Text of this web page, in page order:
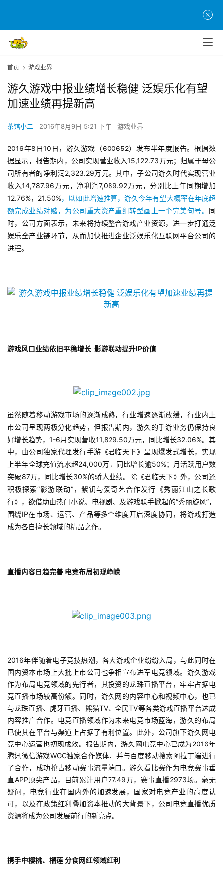
首
页
游
茶
原
创
业
单
机
游
戏
休
闲
游
戏
2
0
十
首页 游戏业界
游久游戏中报业绩增长稳健 泛娱乐化有望
加速业绩再提新高
茶馆小二 2016年8月9日 5:21 下午 游戏业界
2016年8日10日，游久游戏（600652）发布半年度报告。根据数
据显示，报告期内，公司实现营业收入15,122.73万元；归属于母公
司所有者的净利润2,323.29万元。其中，子公司游久时代实现营业
收入14,787.96万元，净利润7,089.92万元，分别比上年同期增加
12.76%，21.50%，以如此增速推算，游久今年有望大概率在年底超
额完成业绩对赌，为公司重大资产重组转型画上一个完美句号。 同
时，公司方面表示，未来将持续整合游戏产业资源，进一步打通泛
娱乐全产业链环节，从而加快推进企业泛娱乐化互联网平台公司的
进程。
游戏风口业绩依旧平稳增长 影游联动提升IP价值
虽然随着移动游戏市场的逐渐成熟，行业增速逐渐放缓，行业内上
市公司呈现两极分化趋势，但报告期内，游久的手游业务仍保持良
好增长趋势，1-6月实现营收11,829.50万元，同比增长32.06%。其
中，由公司独家代理发行手游《君临天下》呈现爆发式增长，实现
上半年全球充值流水超24,000万，同比增长逾50%；月活跃用户数
突破87万，同比增长30%的骄人业绩。除《君临天下》外，公司还
积极探索“影游联动”，紫钥与爱奇艺合作发行《秀丽江山之长歌
行》，欲借助由热门小说、电视剧、及游戏联手掀起的“秀丽旋风”，
围绕IP在市场、运营、产品等多个维度开启深度协同，将游戏打造
成为各自擅长领域的精品之作。
直播内容日趋完善 电竞布局初现峥嵘
2016年伴随着电子竞技热潮，各大游戏企业纷纷入局，与此同时在
国内资本市场上大批上市公司也争相宣布进军电竞领域。游久游戏
作为布局电竞领域的先行者，其投资的龙珠直播平台，牢牢占据电
竞直播市场较高份额。同时， 游久网的内容中心和视频中心，也已
与龙珠直播、虎牙直播、熊猫TV、全民TV等各类游戏直播平台达成
内容推广合作。电竞直播领域作为未来电竞市场蓝海，游久的布局
已使其在平台与渠道上占据了有利位置。 此外，公司旗下游久网电
竞中心运营也初现成效。报告期内，游久网电竞中心已成为2016年
腾讯微信游戏WGC独家合作媒体、并与百度移动搜索阿拉丁端进行
了合作，成功抢占移动赛事流量端口。游久看比赛作为电竞赛事垂
直APP顶尖产品，目前累计用户77.49万，赛事直播2973场。毫无
疑问，电竞行业在国内外的加速发展，国家对电竞产业的高度认
可，以及在政策红利叠加资本推动的大背景下，公司电竞直播优质
资源将成为公司发展前行的新亮点。
携手中樱桃、榴莲 分食网红领域红利